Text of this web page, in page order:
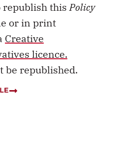
republish thisPolicy
or in print
Creative
licence.
be republished.